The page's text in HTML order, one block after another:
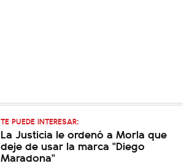
TE PUEDE INTERESAR:
La Justicia le ordenó a Morla que
deje de usar la marca "Diego
Maradona"